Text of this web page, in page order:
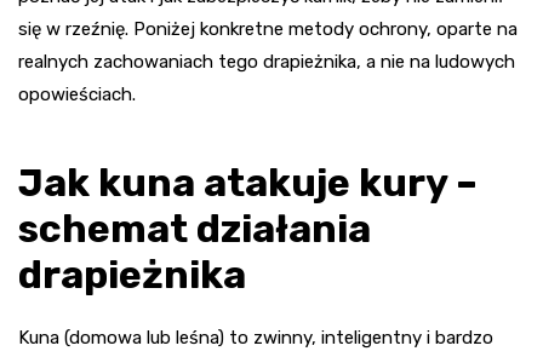
się w rzeźnię. Poniżej konkretne metody ochrony, oparte na
realnych zachowaniach tego drapieżnika, a nie na ludowych
opowieściach.
Jak kuna atakuje kury –
schemat działania
drapieżnika
Kuna (domowa lub leśna) to zwinny, inteligentny i bardzo